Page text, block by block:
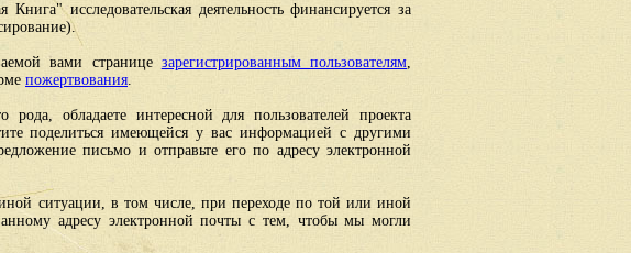
исследовательская деятельность финансируется за
вами странице зарегистрированным пользователям,
пожертвования.
рода, обладаете интересной для пользователей проекта
поделиться имеющейся у вас информацией с другими
письмо и отправьте его по адресу электронной
ситуации, в том числе, при переходе по той или иной
адресу электронной почты с тем, чтобы мы могли